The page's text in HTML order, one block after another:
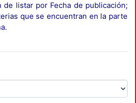
de listar por Fecha de publicación;
que se encuentran en la parte